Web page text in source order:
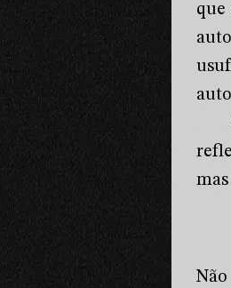
que